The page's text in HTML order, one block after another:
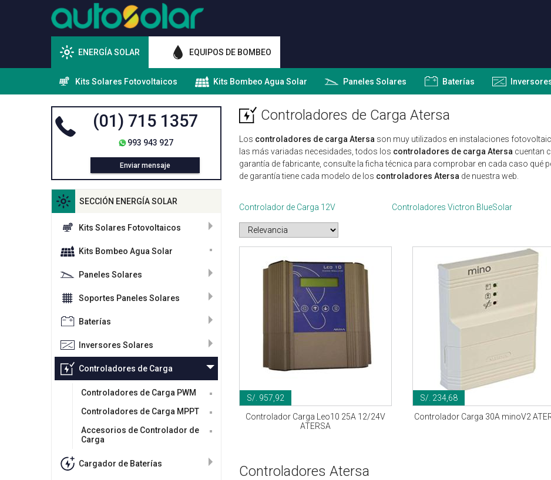
ENERGÍA SOLAR EQUIPOS DE BOMBEO
Kits Solares Fotovoltaicos Kits Bombeo Agua Solar Paneles Solares Baterías
(01) 715 1357
993 943 927
Enviar mensaje
SECCIÓN ENERGÍA SOLAR
Kits Solares Fotovoltaicos
Kits Bombeo Agua Solar
Paneles Solares
Soportes Paneles Solares
Baterías
Inversores Solares
Controladores de Carga
Controladores de Carga PWM
Controladores de Carga MPPT
Accesorios de Controlador de
Carga
Cargador de Baterías
Controladores de Carga Atersa
Los controladores de carga Atersa son muy utilizados en instalaciones
las más variadas necesidades, todos los controladores de carga Atersa cuentan
garantía de fabricante, consulte la ficha técnica para comprobar en cada caso qué
de garantía tiene cada modelo de los controladores Atersa de nuestra web.
Controlador de Carga 12V Controladores Victron BlueSolar
S/. 957,92
Controlador Carga Leo10 25A 12/24V
ATERSA
S/. 234,68
Controlador Carga 30A minoV2
Controladores Atersa